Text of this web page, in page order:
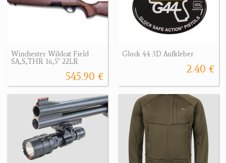
Winchester Wildcat Field
SA,S,THR 16,5" 22LR
545.90 €
Glock 44 3D Aufkleber
2.40 €